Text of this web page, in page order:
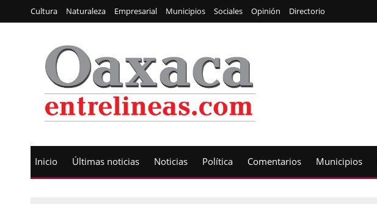
Cultura Naturaleza Empresarial Municipios Sociales Opinión Directorio
Inicio Últimas noticias Noticias Política Comentarios Municipios